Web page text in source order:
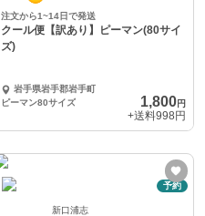
注文から1~14日で発送
クール便【訳あり】ピーマン(80サイ
ズ)
岩手県岩手郡岩手町
ピーマン80サイズ
1,800円
+送料998円
予約
新口浦志